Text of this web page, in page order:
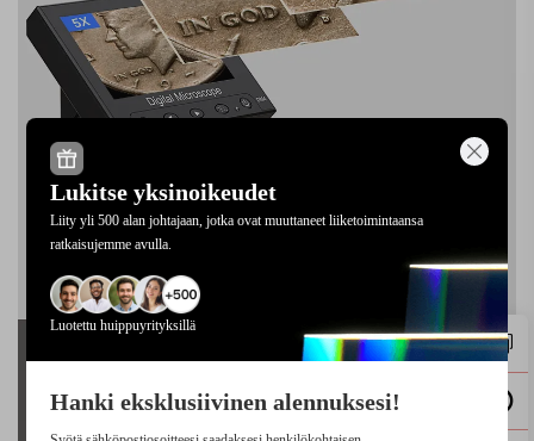
Lukitse yksinoikeudet
Liity yli 500 alan johtajaan, jotka ovat muuttaneet liiketoimintaansa
ratkaisujemme avulla.
Luotettu huippuyrityksillä
Hanki eksklusiivinen alennuksesi!